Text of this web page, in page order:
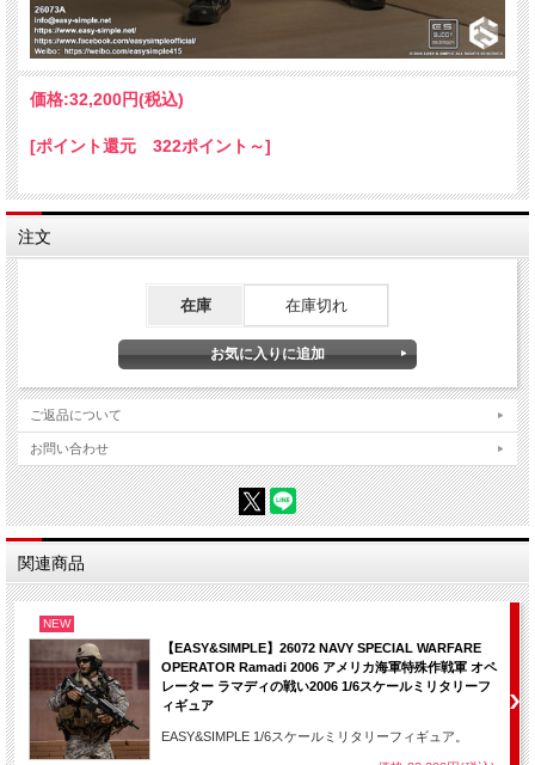
価格:32,200円(税込)
[ポイント還元 322ポイント～]
注文
在庫 在庫切れ
ご返品について
お問い合わせ
関連商品
NEW
【EASY&SIMPLE】26072 NAVY SPECIAL WARFARE
OPERATOR Ramadi 2006 アメリカ海軍特殊作戦軍 オペ
レーター ラマディの戦い2006 1/6スケールミリタリーフ
ィギュア
EASY&SIMPLE 1/6スケールミリタリーフィギュア。